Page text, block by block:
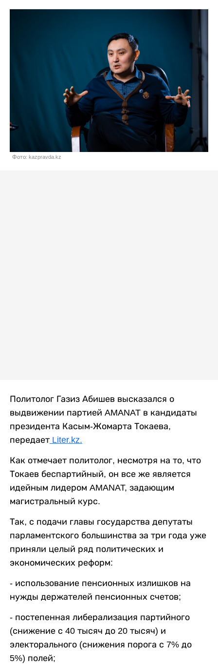
Фото: kazpravda.kz
Политолог Газиз Абишев высказался о
выдвижении партией AMANAT в кандидаты
президента Касым-Жомарта Токаева,
передает Liter.kz.
Как отмечает политолог, несмотря на то, что
Токаев беспартийный, он все же является
идейным лидером AMANAT, задающим
магистральный курс.
Так, с подачи главы государства депутаты
парламентского большинства за три года уже
приняли целый ряд политических и
экономических реформ:
- использование пенсионных излишков на
нужды держателей пенсионных счетов;
- постепенная либерализация партийного
(снижение с 40 тысяч до 20 тысяч) и
электорального (снижения порога с 7% до
5%) полей;